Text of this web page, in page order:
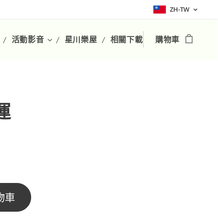
ZH-TW
活動影音 星川樂屋 相關下載 購物車
車